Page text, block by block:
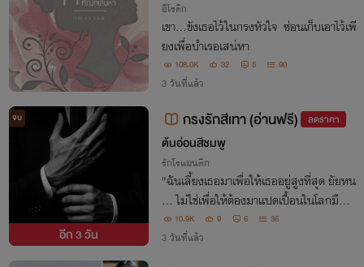
อีโรติก
เขา...ขังเธอไว้ในกรงหัวใจ ซ่อนเก็บเอาไว้เพี
ยงเพื่อบำเรอเสน่หา
108.0K 32 5 90
3 วันที่แล้ว
จบ
อีก3 วัน
กรงรักสีเทา (อ่านฟรี) ลดราคา
ต้นอ่อนสีชมพู
รักโรแมนติก
"ฉันเลี้ยงเธอมาเพื่อให้เธออยู่สูงที่สุด ยัยหน
ู... ไม่ใช่เพื่อให้ต้องมาแปดเปื้อนในโลกมืดข
องฉัน" เธอคือ 'เด็กในอุปการะ' ที่เขาชุบเลี้ย
งเธอไว้ในกรงแก้ว ทว่าเธอดันเแอบรักผู้มี
10.9K 9 6 36
3 วันที่แล้ว